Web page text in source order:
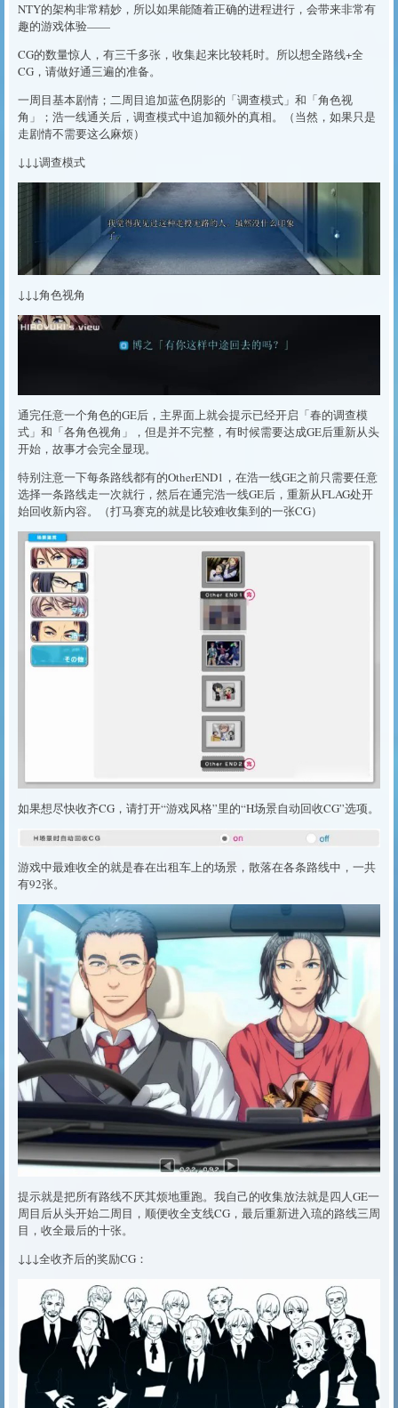
NTY的架构非常精妙，所以如果能随着正确的进程进行，会带来非常有
趣的游戏体验——
CG的数量惊人，有三千多张，收集起来比较耗时。所以想全路线+全
CG，请做好通三遍的准备。
一周目基本剧情；二周目追加蓝色阴影的「调查模式」和「角色视
角」；浩一线通关后，调查模式中追加额外的真相。（当然，如果只是
走剧情不需要这么麻烦）
↓↓↓调查模式
↓↓↓角色视角
通完任意一个角色的GE后，主界面上就会提示已经开启「春的调查模
式」和「各角色视角」，但是并不完整，有时候需要达成GE后重新从头
开始，故事才会完全显现。
特别注意一下每条路线都有的OtherEND1，在浩一线GE之前只需要任意
选择一条路线走一次就行，然后在通完浩一线GE后，重新从FLAG处开
始回收新内容。（打马赛克的就是比较难收集到的一张CG）
如果想尽快收齐CG，请打开“游戏风格”里的“H场景自动回收CG”选项。
游戏中最难收全的就是春在出租车上的场景，散落在各条路线中，一共
有92张。
提示就是把所有路线不厌其烦地重跑。我自己的收集放法就是四人GE一
周目后从头开始二周目，顺便收全支线CG，最后重新进入琉的路线三周
目，收全最后的十张。
↓↓↓全收齐后的奖励CG：